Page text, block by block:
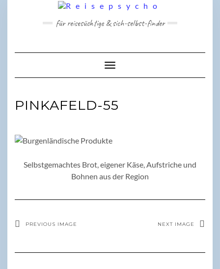
für reisesüchtige & sich-selbst-finder
Toggle Navigation
PINKAFELD-55
Selbstgemachtes Brot, eigener Käse, Aufstriche und
Bohnen aus der Region
PREVIOUS IMAGE NEXT IMAGE